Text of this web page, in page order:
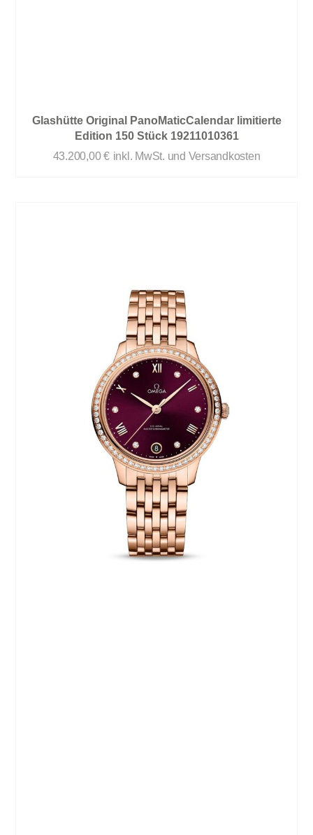
Glashütte Original PanoMaticCalendar limitierte
Edition 150 Stück 19211010361
43.200,00€ inkl. MwSt. und Versandkosten